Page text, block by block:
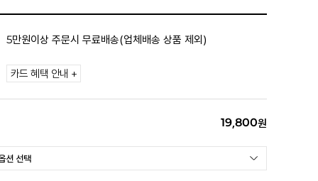
5만원이상 주문시 무료배송(업체배송 상품 제외)
카드 혜택 안내 +
19,800원